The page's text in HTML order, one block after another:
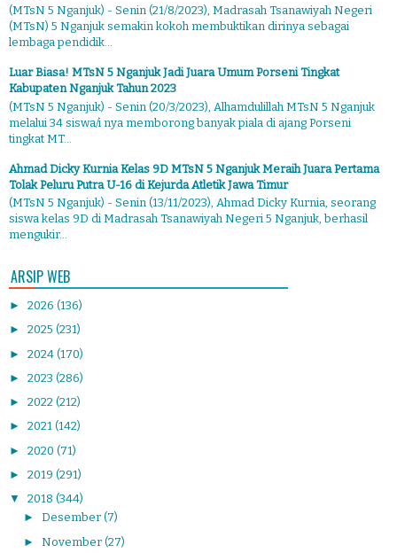
(MTsN 5 Nganjuk) - Senin (21/8/2023), Madrasah Tsanawiyah Negeri
(MTsN) 5 Nganjuk semakin kokoh membuktikan dirinya sebagai
lembaga pendidik...
Luar Biasa! MTsN 5 Nganjuk Jadi Juara Umum Porseni Tingkat
Kabupaten Nganjuk Tahun 2023
(MTsN 5 Nganjuk) - Senin (20/3/2023), Alhamdulillah MTsN 5 Nganjuk
melalui 34 siswa/i nya memborong banyak piala di ajang Porseni
tingkat MT...
Ahmad Dicky Kurnia Kelas 9D MTsN 5 Nganjuk Meraih Juara Pertama
Tolak Peluru Putra U-16 di Kejurda Atletik Jawa Timur
(MTsN 5 Nganjuk) - Senin (13/11/2023), Ahmad Dicky Kurnia, seorang
siswa kelas 9D di Madrasah Tsanawiyah Negeri 5 Nganjuk, berhasil
mengukir...
ARSIP WEB
► 2026 (136)
► 2025 (231)
► 2024 (170)
► 2023 (286)
► 2022 (212)
► 2021 (142)
► 2020 (71)
► 2019 (291)
▼ 2018 (344)
► Desember (7)
► November (27)